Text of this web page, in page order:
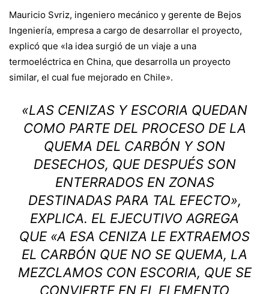
Mauricio Svriz, ingeniero mecánico y gerente de Bejos
Ingeniería, empresa a cargo de desarrollar el proyecto,
explicó que «la idea surgió de un viaje a una
termoeléctrica en China, que desarrolla un proyecto
similar, el cual fue mejorado en Chile».
«LAS CENIZAS Y ESCORIA QUEDAN
COMO PARTE DEL PROCESO DE LA
QUEMA DEL CARBÓN Y SON
DESECHOS, QUE DESPUÉS SON
ENTERRADOS EN ZONAS
DESTINADAS PARA TAL EFECTO»,
EXPLICA. EL EJECUTIVO AGREGA
QUE «A ESA CENIZA LE EXTRAEMOS
EL CARBÓN QUE NO SE QUEMA, LA
MEZCLAMOS CON ESCORIA, QUE SE
CONVIERTE EN EL ELEMENTO